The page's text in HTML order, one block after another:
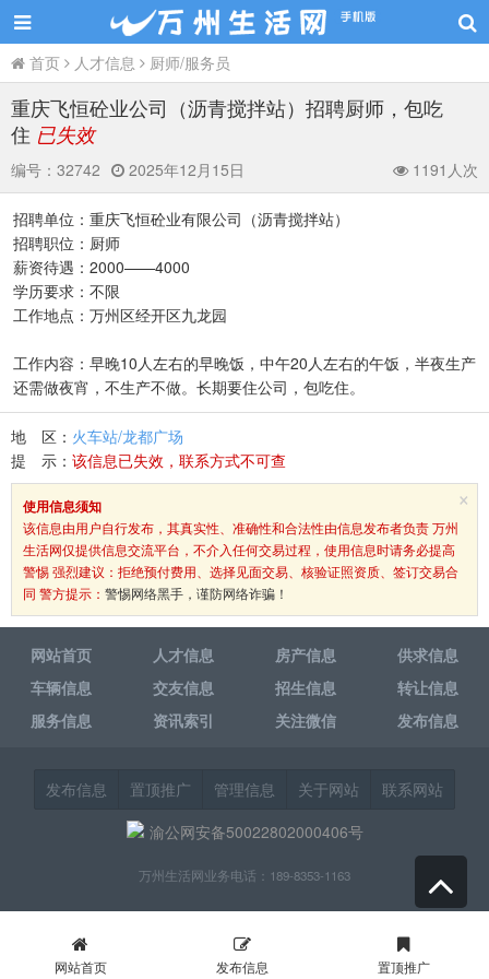
首页 人才信息 厨师/服务员
重庆飞恒砼业公司（沥青搅拌站）招聘厨师，包吃
住 已失效
编号： 32742 2025年12月15日 1191人次
招聘单位：重庆飞恒砼业有限公司（沥青搅拌站）
招聘职位：厨师
薪资待遇：2000——4000
学历要求：不限
工作地点：万州区经开区九龙园
工作内容：早晚10人左右的早晚饭，中午20人左右的午饭，半夜生产
还需做夜宵，不生产不做。长期要住公司，包吃住。
地 区： 火车站/龙都广场
提 示： 该信息已失效，联系方式不可查
×
使用信息须知
该信息由用户自行发布，其真实性、准确性和合法性由信息发布者负责 万州
生活网仅提供信息交流平台，不介入任何交易过程，使用信息时请务必提高
警惕 强烈建议：拒绝预付费用、选择见面交易、核验证照资质、签订交易合
同 警方提示： 警惕网络黑手，谨防网络诈骗！
网站首页 人才信息 房产信息
供求信息
车辆信息
交友信息 招生信息
转让信息
服务信息
资讯索引 关注微信 发布信息
发布信息 置顶推广 管理信息 关于网站
联系网站
渝公网安备50022802000406号
万州生活网业务电话：189-8353-1163
网站首页 发布信息 置顶推广